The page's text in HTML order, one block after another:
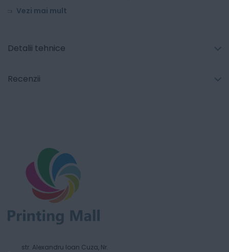
Vezi mai mult
Detalii tehnice
Recenzii
str. Alexandru Ioan Cuza, Nr.